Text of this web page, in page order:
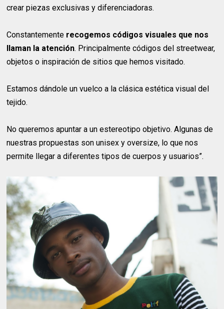
crear piezas exclusivas y diferenciadoras.
Constantemente recogemos códigos visuales que nos
llaman la atención. Principalmente códigos del streetwear,
objetos o inspiración de sitios que hemos visitado.
Estamos dándole un vuelco a la clásica estética visual del
tejido.
No queremos apuntar a un estereotipo objetivo. Algunas de
nuestras propuestas son unisex y oversize, lo que nos
permite llegar a diferentes tipos de cuerpos y usuarios”.